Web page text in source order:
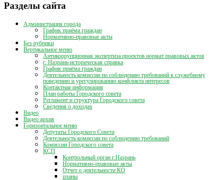
Разделы сайта
Администрация города
График приёма граждан
Нормативно-правовые акты
Без рубрики
Вертикальное меню
Антикоррупционная экспертиза проектов нормат правовых актов
г. Назрань-историческая справка
График приёма граждан
Деятельность комиссии по соблюдению требований к служебному
поведению и урегулированию конфликта интересов
Контактная информация
План работы Городского совета
Регламент и структура Городского совета
Сведения о доходах
Видео
Видео архив
Горизонтальное меню
Депутаты Городского Совета
Деятельность комиссии по соблюдению требований
Комиссии Городского совета
КСП
Контрольный орган г.Назрань
Нормативно-правовые акты
Отчет о деятельности КО
планы